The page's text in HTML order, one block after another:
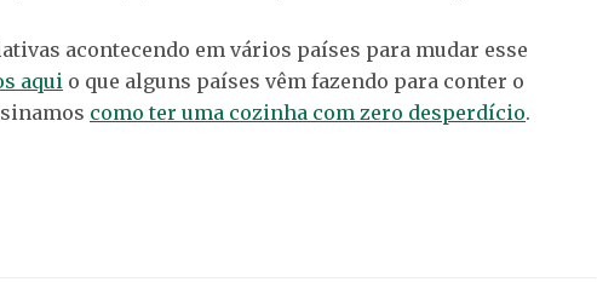
acontecendo em vários países para mudar esse
aqui o que alguns países vêm fazendo para conter o
como ter uma cozinha com zero desperdício.